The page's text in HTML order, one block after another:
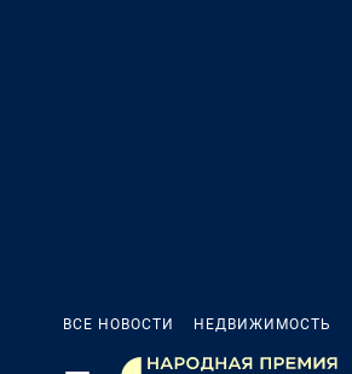
ВСЕ НОВОСТИ НЕДВИЖИМОСТЬ